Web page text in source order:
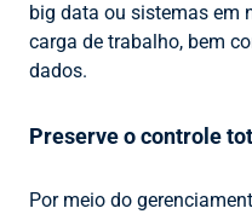
big data ou sistemas em
carga de trabalho, bem
dados.
Preserve o controle
Por meio do